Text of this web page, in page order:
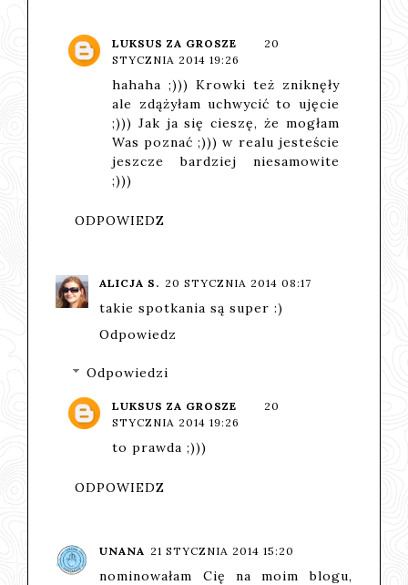
LUKSUS ZA GROSZE
20
STYCZNIA 2014 19:26
hahaha ;))) Krowki też zniknęły
ale zdążyłam uchwycić to ujęcie
;))) Jak ja się cieszę, że mogłam
Was poznać ;))) w realu jesteście
jeszcze bardziej niesamowite
;)))
ODPOWIEDZ
ALICJA S. 20 STYCZNIA 2014 08:17
takie spotkania są super :)
Odpowiedz
Odpowiedzi
LUKSUS ZA GROSZE
20
STYCZNIA 2014 19:26
to prawda ;)))
ODPOWIEDZ
UNANA 21 STYCZNIA 2014 15:20
nominowałam Cię na moim blogu,